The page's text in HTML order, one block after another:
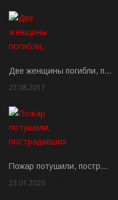
Две женщины погибли, п…
27.08.2017
Пожар потушили, постр…
23.01.2020